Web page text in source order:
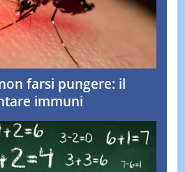
farsi pungere: il
immuni